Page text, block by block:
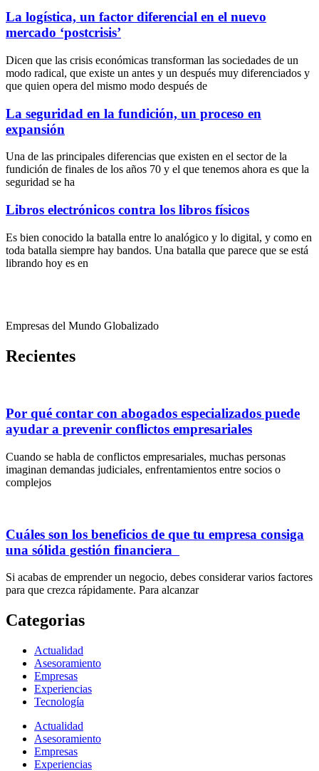
La logística, un factor diferencial en el nuevo
mercado ‘postcrisis’
Dicen que las crisis económicas transforman las sociedades de un
modo radical, que existe un antes y un después muy diferenciados y
que quien opera del mismo modo después de
La seguridad en la fundición, un proceso en
expansión
Una de las principales diferencias que existen en el sector de la
fundición de finales de los años 70 y el que tenemos ahora es que la
seguridad se ha
Libros electrónicos contra los libros físicos
Es bien conocido la batalla entre lo analógico y lo digital, y como en
toda batalla siempre hay bandos. Una batalla que parece que se está
librando hoy es en
Empresas del Mundo Globalizado
Recientes
Por qué contar con abogados especializados puede
ayudar a prevenir conflictos empresariales
Cuando se habla de conflictos empresariales, muchas personas
imaginan demandas judiciales, enfrentamientos entre socios o
complejos
Cuáles son los beneficios de que tu empresa consiga
una sólida gestión financiera
Si acabas de emprender un negocio, debes considerar varios factores
para que crezca rápidamente. Para alcanzar
Categorias
Actualidad
Asesoramiento
Empresas
Experiencias
Tecnología
Actualidad
Asesoramiento
Empresas
Experiencias